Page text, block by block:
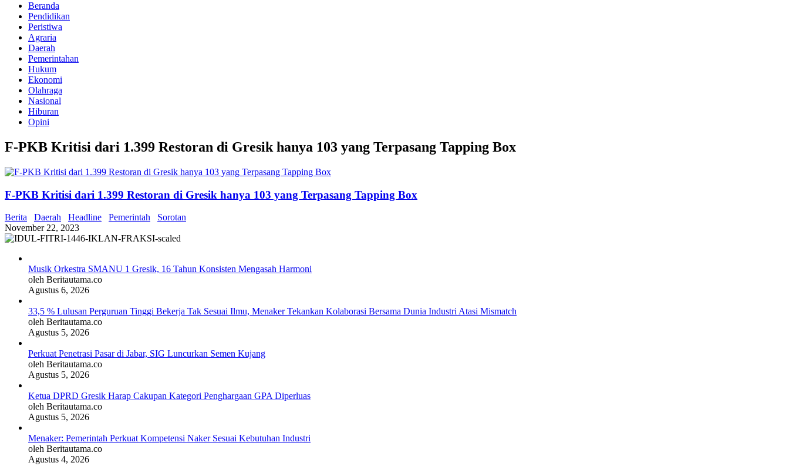
Beranda
Pendidikan
Peristiwa
Agraria
Daerah
Pemerintahan
Hukum
Ekonomi
Olahraga
Nasional
Hiburan
Opini
F-PKB Kritisi dari 1.399 Restoran di Gresik hanya 103 yang Terpasang Tapping Box
F-PKB Kritisi dari 1.399 Restoran di Gresik hanya 103 yang Terpasang Tapping Box
Berita Daerah Headline Pemerintah
Sorotan
November 22, 2023
Musik Orkestra SMANU 1 Gresik, 16 Tahun Konsisten Mengasah Harmoni
oleh Beritautama.co
Agustus 6, 2026
33,5 % Lulusan Perguruan Tinggi Bekerja Tak Sesuai Ilmu, Menaker Tekankan Kolaborasi Bersama Dunia Industri Atasi Mismatch
oleh Beritautama.co
Agustus 5, 2026
Perkuat Penetrasi Pasar di Jabar, SIG Luncurkan Semen Kujang
oleh Beritautama.co
Agustus 5, 2026
Ketua DPRD Gresik Harap Cakupan Kategori Penghargaan GPA Diperluas
oleh Beritautama.co
Agustus 5, 2026
Menaker: Pemerintah Perkuat Kompetensi Naker Sesuai Kebutuhan Industri
oleh Beritautama.co
Agustus 4, 2026